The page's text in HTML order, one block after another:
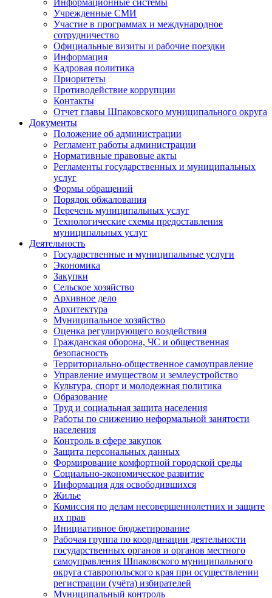
Информационные системы
Учрежденные СМИ
Участие в программах и международное
сотрудничество
Официальные визиты и рабочие поездки
Информация
Кадровая политика
Приоритеты
Противодействие коррупции
Контакты
Отчет главы Шпаковского муниципального округа
Документы
Положение об администрации
Регламент работы администрации
Нормативные правовые акты
Регламенты государственных и муниципальных
услуг
Формы обращений
Порядок обжалования
Перечень муниципальных услуг
Технологические схемы предоставления
муниципальных услуг
Деятельность
Государственные и муниципальные услуги
Экономика
Закупки
Сельское хозяйство
Архивное дело
Архитектура
Муниципальное хозяйство
Оценка регулирующего воздействия
Гражданская оборона, ЧС и общественная
безопасность
Территориально-общественное самоуправление
Управление имуществом и землеустройство
Культура, спорт и молодежная политика
Образование
Труд и социальная защита населения
Работы по снижению неформальной занятости
населения
Контроль в сфере закупок
Защита персональных данных
Формирование комфортной городской среды
Социально-экономическое развитие
Информация для освободившихся
Жилье
Комиссия по делам несовершеннолетних и защите
их прав
Инициативное бюджетирование
Рабочая группа по координации деятельности
государственных органов и органов местного
самоуправления Шпаковского муниципального
округа ставропольского края при осуществлении
регистрации (учёта) избирателей
Муниципальный контроль